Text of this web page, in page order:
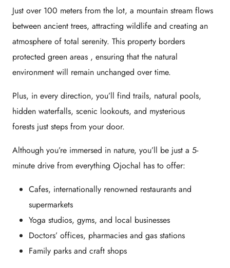
Just over 100 meters from the lot, a mountain stream flows
between ancient trees, attracting wildlife and creating an
atmosphere of total serenity. This property borders
protected green areas , ensuring that the natural
environment will remain unchanged over time.
Plus, in every direction, you’ll find trails, natural pools,
hidden waterfalls, scenic lookouts, and mysterious
forests just steps from your door.
Although you’re immersed in nature, you’ll be just a 5-
minute drive from everything Ojochal has to offer:
Cafes, internationally renowned restaurants and
supermarkets
Yoga studios, gyms, and local businesses
Doctors’ offices, pharmacies and gas stations
Family parks and craft shops